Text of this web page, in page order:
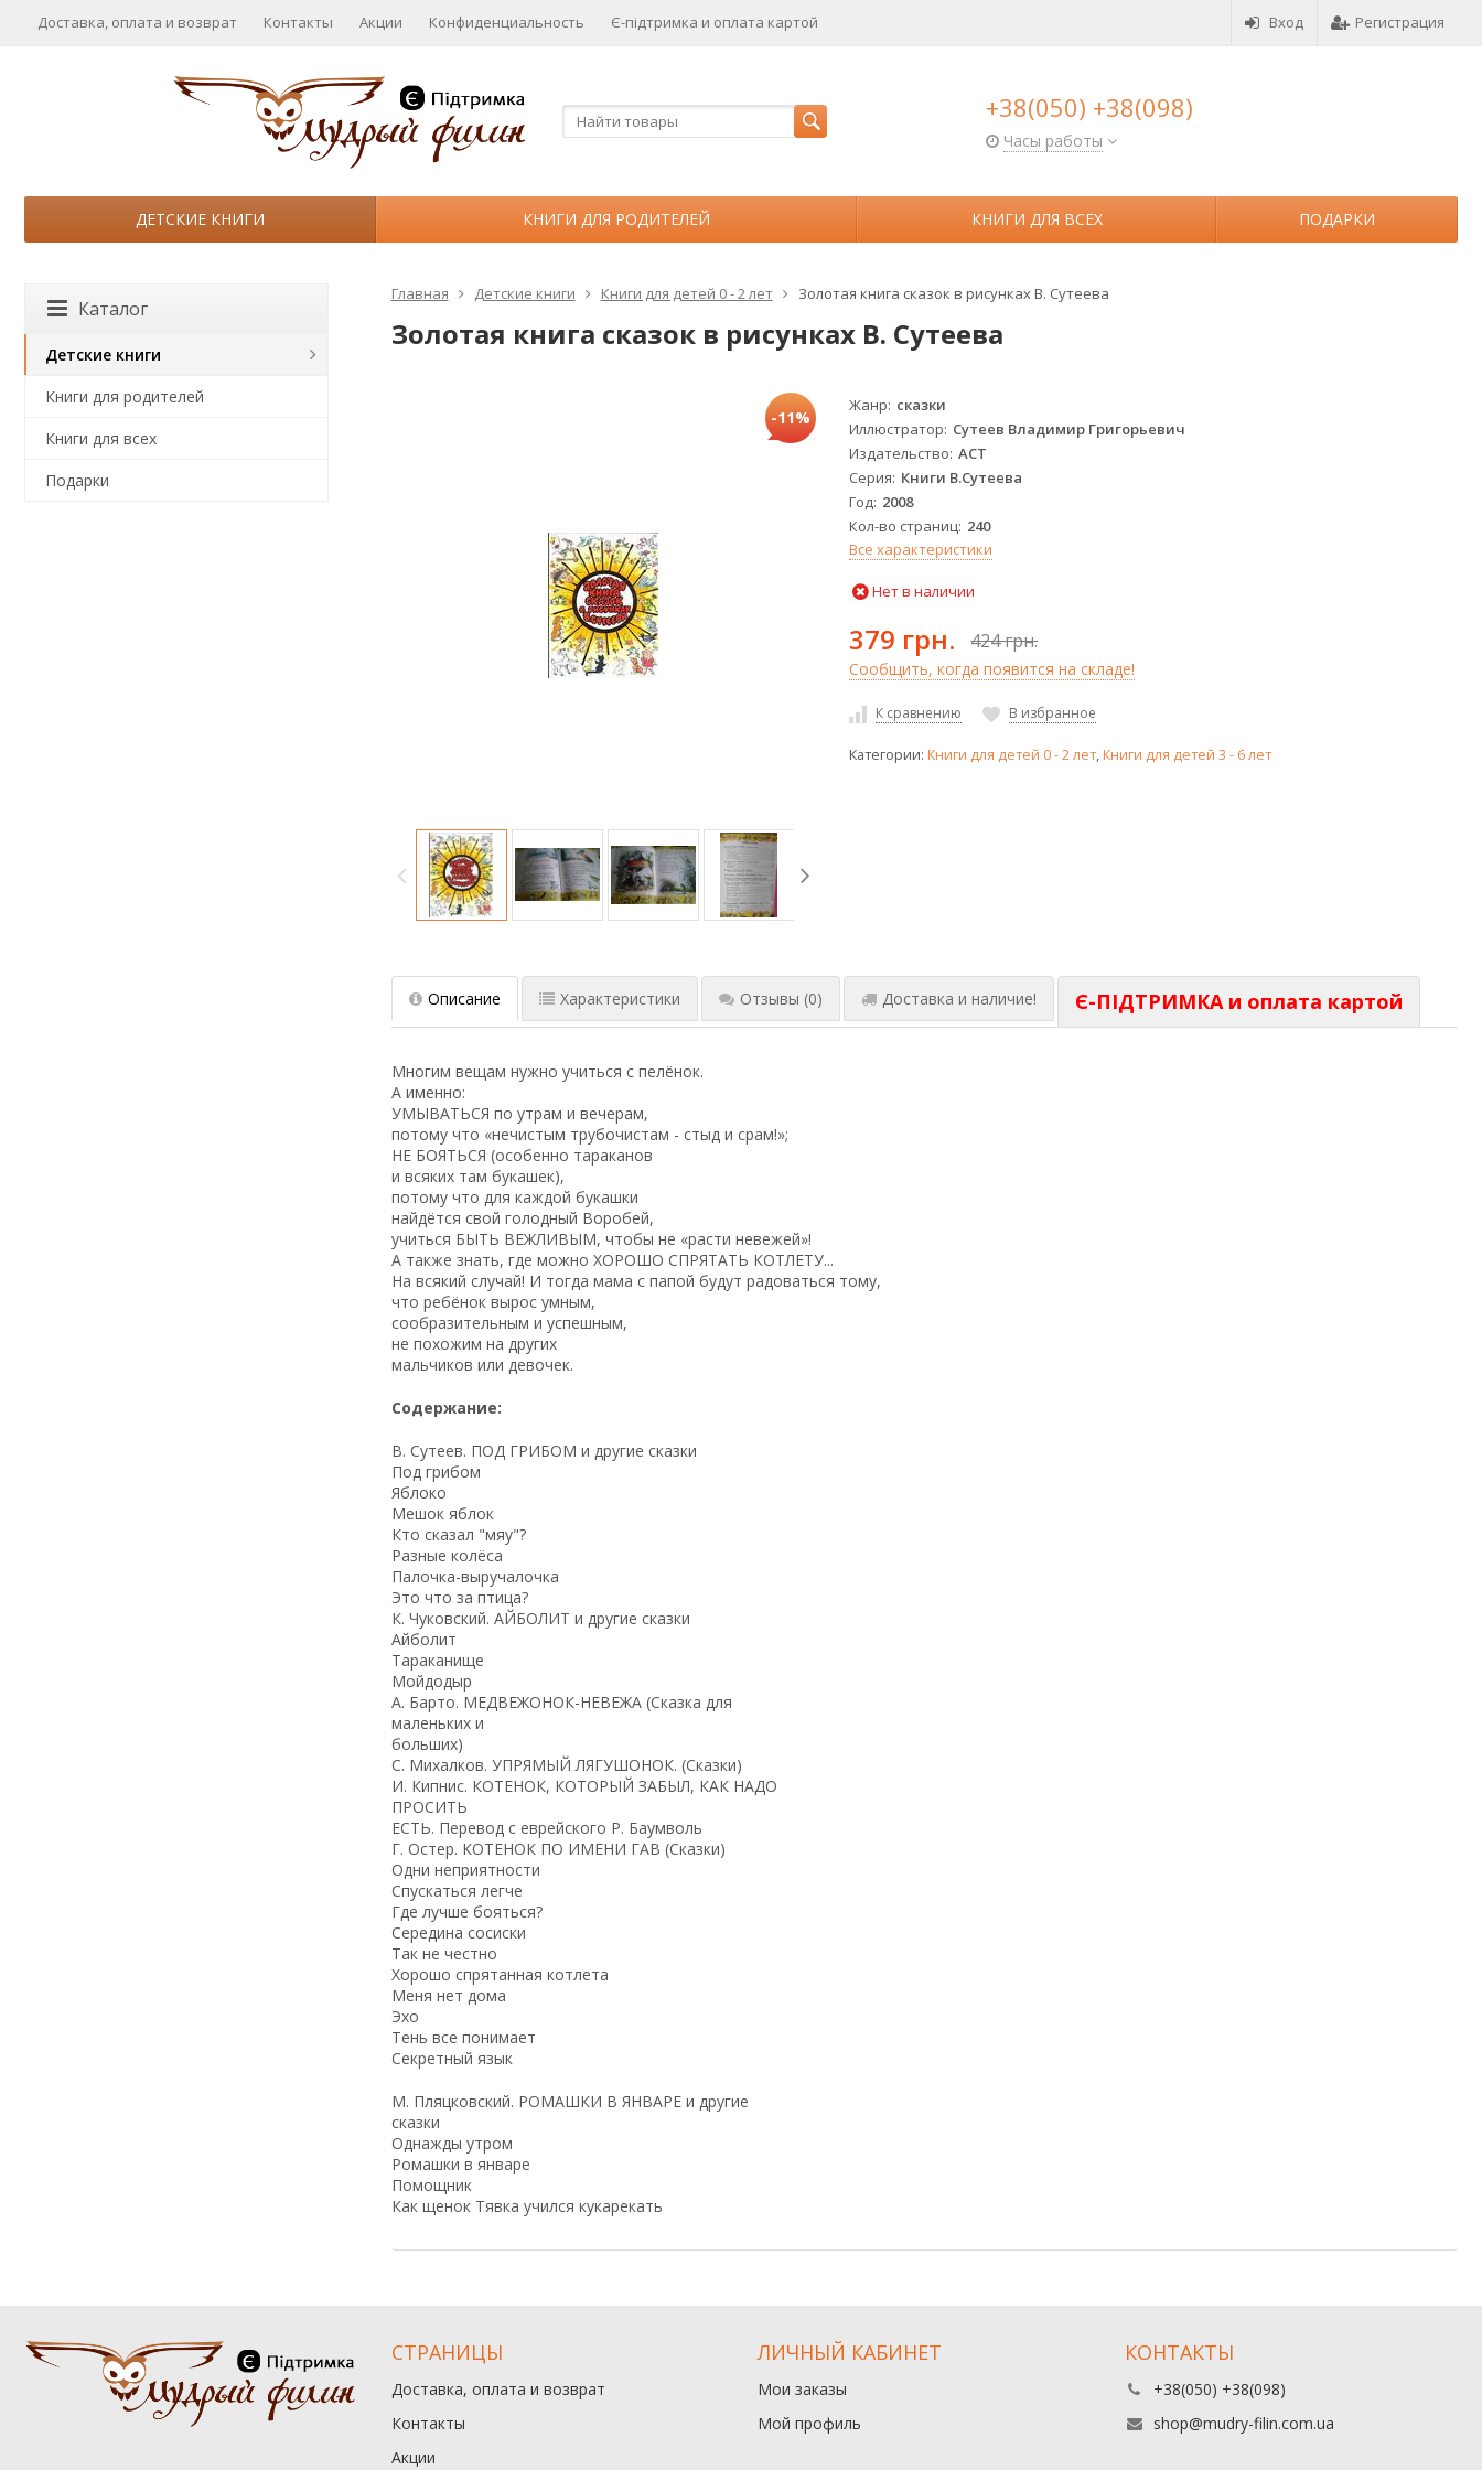
Вход Регистрация
Доставка, оплата и возврат Контакты Акции Конфиденциальность Є-підтримка и оплата картой
+38(050) +38(098)
Часы работы
ДЕТСКИЕ КНИГИ КНИГИ ДЛЯ РОДИТЕЛЕЙ КНИГИ ДЛЯ ВСЕХ ПОДАРКИ
Главная Детские книги Книги для детей 0 - 2 лет Золотая книга сказок в рисунках В. Сутеева
Золотая книга сказок в рисунках В. Сутеева
-11%
Жанр сказки
Иллюстратор Сутеев Владимир Григорьевич
Издательство АСТ
Серия Книги В.Сутеева
Год 2008
Кол-во страниц 240
Все характеристики
Нет в наличии
379 грн. 424 грн.
Сообщить, когда появится на складе!
К сравнению В избранное
Категории:Книги для детей 0 - 2 лет,Книги для детей 3 - 6 лет
Описание Характеристики Отзывы (0) Доставка и наличие! Є-ПІДТРИМКА и оплата картой
Многим вещам нужно учиться с пелёнок.
А именно:
УМЫВАТЬСЯ по утрам и вечерам,
потому что «нечистым трубочистам - стыд и срам!»;
НЕ БОЯТЬСЯ (особенно тараканов
и всяких там букашек),
потому что для каждой букашки
найдётся свой голодный Воробей,
учиться БЫТЬ ВЕЖЛИВЫМ, чтобы не «расти невежей»!
А также знать, где можно ХОРОШО СПРЯТАТЬ КОТЛЕТУ...
На всякий случай! И тогда мама с папой будут радоваться тому,
что ребёнок вырос умным,
сообразительным и успешным,
не похожим на других
мальчиков или девочек.
Содержание:
B. Сутеев. ПОД ГРИБОМ и другие сказки
Под грибом
Яблоко
Мешок яблок
Кто сказал "мяу"?
Разные колёса
Палочка-выручалочка
Это что за птица?
К. Чуковский. АЙБОЛИТ и другие сказки
Айболит
Тараканище
Мойдодыр
А. Барто. МЕДВЕЖОНОК-НЕВЕЖА (Сказка для
маленьких и
больших)
C. Михалков. УПРЯМЫЙ ЛЯГУШОНОК. (Сказки)
И. Кипнис. КОТЕНОК, КОТОРЫЙ ЗАБЫЛ, КАК НАДО
ПРОСИТЬ
ЕСТЬ. Перевод с еврейского Р. Баумволь
Г. Остер. КОТЕНОК ПО ИМЕНИ ГАВ (Сказки)
Одни неприятности
Спускаться легче
Где лучше бояться?
Середина сосиски
Так не честно
Хорошо спрятанная котлета
Меня нет дома
Эхо
Тень все понимает
Секретный язык
М. Пляцковский. РОМАШКИ В ЯНВАРЕ и другие
сказки
Однажды утром
Ромашки в январе
Помощник
Как щенок Тявка учился кукарекать
Каталог
Детские книги
Книги для родителей
Книги для всех
Подарки
СТРАНИЦЫ
Доставка, оплата и возврат
Контакты
Акции
ЛИЧНЫЙ КАБИНЕТ
Мои заказы
Мой профиль
КОНТАКТЫ
+38(050) +38(098)
shop@mudry-filin.com.ua